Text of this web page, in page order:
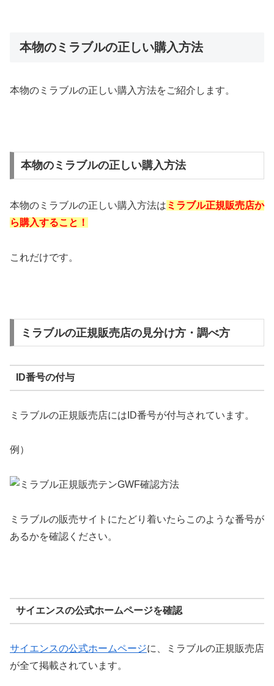
本物のミラブルの正しい購入方法
本物のミラブルの正しい購入方法をご紹介します。
本物のミラブルの正しい購入方法
本物のミラブルの正しい購入方法は ミラブル正規販売店か
ら購入すること！
これだけです。
ミラブルの正規販売店の見分け方・調べ方
ID番号の付与
ミラブルの正規販売店にはID番号が付与されています。
例）
ミラブルの販売サイトにたどり着いたらこのような番号が
あるかを確認ください。
サイエンスの公式ホームページを確認
サイエンスの公式ホームページに、ミラブルの正規販売店
が全て掲載されています。